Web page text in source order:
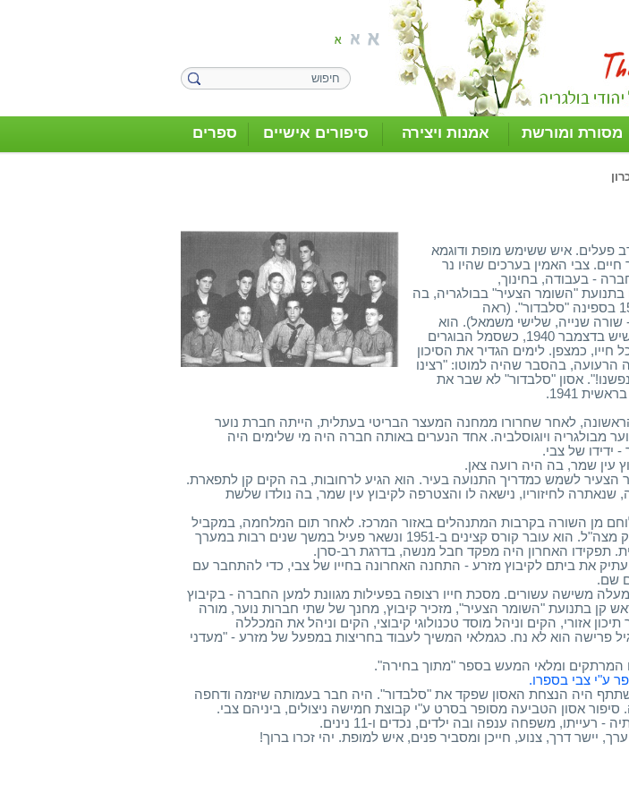
מסורת ומורשת אמנות ויצירה סיפורים אישיים ספרים
פעלים. איש ששימש מופת ודוגמא
חיים. צבי האמין בערכים שהיו נר
- בעבודה, בחינוך,
בתנועת "השומר הצעיר" בבולגריה, בה
התחנך עד עלייתו כמעפיל צעיר בן 15 בספינה "סלבדור". (ראה
שורה שנייה, שלישי משמאל). הוא
ניצל מטביעה באסון הספינה בים השיש בדצמבר 1940, כשסמל הבוגרים
חייו, כמצפן. לימים הגדיר את הסיכון
הרעועה, בהסבר שהיה למוטו: "רצינו
אסון "סלבדור" לא שבר את
1941.
לאחר שחרורו ממחנה המעצר הבריטי בעתלית, הייתה חברת נוער
מבולגריה ויוגוסלביה. אחד הנערים באותה חברה היה מי שלימים היה
ידידו של צבי.
עין שמר, בה היה רועה צאן.
השומר הצעיר לשמש כמדריך התנועה בעיר. הוא הגיע לרחובות, בה הקים קן לתפארת.
שנאתרה לחיזוריו, נישאה לו והצטרפה לקיבוץ עין שמר, בה נולדו שלשת
מן השורה בקרבות המתנהלים באזור המרכז. לאחר תום המלחמה, במקביל
לפעילויותיו האחרות, צבי אינו מתנתק מצה"ל. הוא עובר קורס קצינים ב-1951 ונשאר פעיל במשך שנים רבות במערך
תפקידו האחרון היה מפקד חבל מנשה, בדרגת רב-סרן.
להעתיק את ביתם לקיבוץ מזרע - התחנה האחרונה בחייו של צבי, כדי להתחבר עם
שם.
משישה עשורים. מסכת חייו רצופה בפעילות מגוונת למען החברה - בקיבוץ
קן בתנועת "השומר הצעיר", מזכיר קיבוץ, מחנך של שתי חברות נוער, מורה
אזורי, הקים וניהל מוסד טכנולוגי קיבוצי, הקים וניהל את המכללה
פרישה הוא לא נח. כגמלאי המשיך לעבוד בחריצות במפעל של מזרע - "מעדני
המרתקים ומלאי המעש בספר "מתוך בחירה".
ע"י צבי בספרו.
היה הנצחת האסון שפקד את "סלבדור". היה חבר בעמותה שיזמה ודחפה
אסון הטביעה מסופר בסרט ע"י קבוצת חמישה ניצולים, ביניהם צבי.
משפחה ענפה ובה ילדים, נכדים ו-11 נינים.
יישר דרך, צנוע, חייכן ומסביר פנים, איש למופת. יהי זכרו ברוך!